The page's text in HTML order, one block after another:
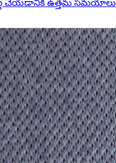
చేయడానికి ఉత్తమ సమయాలు